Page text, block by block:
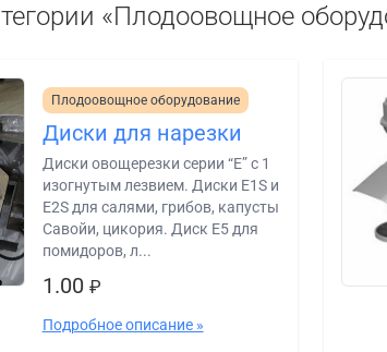
«Плодоовощное
Плодоовощное оборудование
Диски для нарезки
Диски овощерезки серии “E” с 1
изогнутым лезвием. Диски E1S и
E2S для салями, грибов, капусты
Савойи, цикория. Диск E5 для
помидоров, л...
1.00 ₽
Подробное описание »